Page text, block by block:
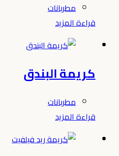
مطربانات
قراءة المزيد
كريمة البندق
مطربانات
قراءة المزيد